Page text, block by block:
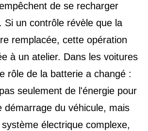
de se recharger
Si un contrôle révèle que la
remplacée, cette opération
à un atelier. Dans les voitures
rôle de la batterie a changé :
seulement de l'énergie pour
démarrage du véhicule, mais
électrique complexe,